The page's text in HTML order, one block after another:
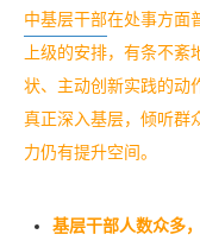
中基层干部在处事方面
上级的安排，有条不
状、主动创新实践的动
真正深入基层，倾听群
力仍有提升空间。
基层干部人数众多